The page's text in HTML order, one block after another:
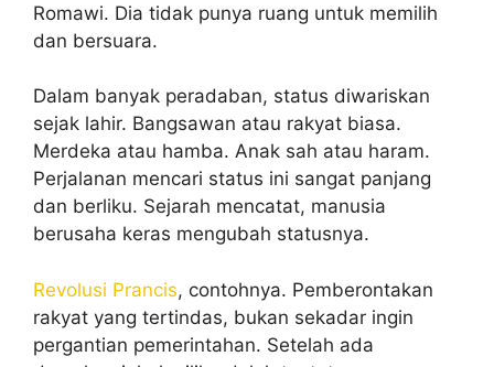
Romawi. Dia tidak punya ruang untuk memilih
dan bersuara.
Dalam banyak peradaban, status diwariskan
sejak lahir. Bangsawan atau rakyat biasa.
Merdeka atau hamba. Anak sah atau haram.
Perjalanan mencari status ini sangat panjang
dan berliku. Sejarah mencatat, manusia
berusaha keras mengubah statusnya.
Revolusi Prancis, contohnya. Pemberontakan
rakyat yang tertindas, bukan sekadar ingin
pergantian pemerintahan. Setelah ada